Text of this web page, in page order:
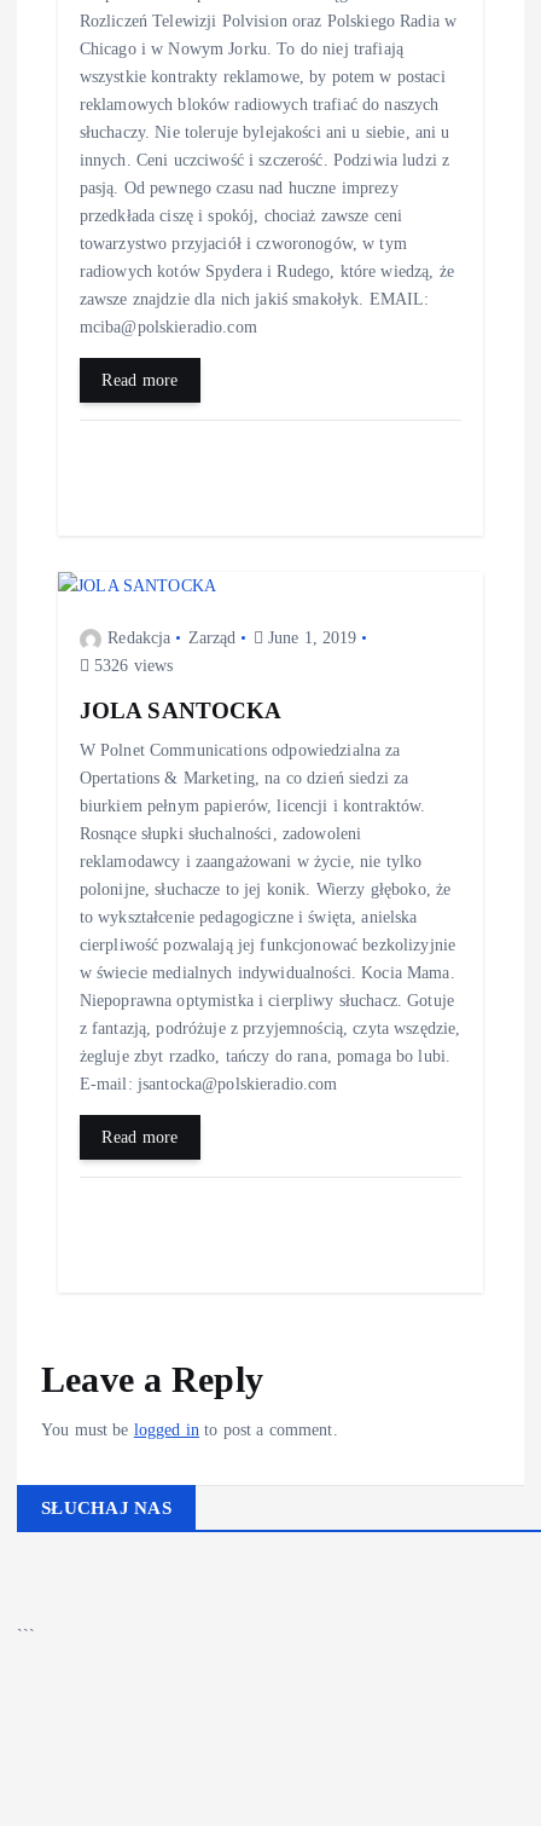
Rozliczeń Telewizji Polvision oraz Polskiego Radia w
Chicago i w Nowym Jorku. To do niej trafiają
wszystkie kontrakty reklamowe, by potem w postaci
reklamowych bloków radiowych trafiać do naszych
słuchaczy. Nie toleruje bylejakości ani u siebie, ani u
innych. Ceni uczciwość i szczerość. Podziwia ludzi z
pasją. Od pewnego czasu nad huczne imprezy
przedkłada ciszę i spokój, chociaż zawsze ceni
towarzystwo przyjaciół i czworonogów, w tym
radiowych kotów Spydera i Rudego, które wiedzą, że
zawsze znajdzie dla nich jakiś smakołyk. EMAIL:
mciba@polskieradio.com
Read more
Redakcja Zarząd
June 1, 2019
5326 views
JOLA SANTOCKA
W Polnet Communications odpowiedzialna za
Opertations & Marketing, na co dzień siedzi za
biurkiem pełnym papierów, licencji i kontraktów.
Rosnące słupki słuchalności, zadowoleni
reklamodawcy i zaangażowani w życie, nie tylko
polonijne, słuchacze to jej konik. Wierzy głęboko, że
to wykształcenie pedagogiczne i święta, anielska
cierpliwość pozwalają jej funkcjonować bezkolizyjnie
w świecie medialnych indywidualności. Kocia Mama.
Niepoprawna optymistka i cierpliwy słuchacz. Gotuje
z fantazją, podróżuje z przyjemnością, czyta wszędzie,
żegluje zbyt rzadko, tańczy do rana, pomaga bo lubi.
E-mail: jsantocka@polskieradio.com
Read more
Leave a Reply
You must be logged in to post a comment.
SŁUCHAJ NAS
```